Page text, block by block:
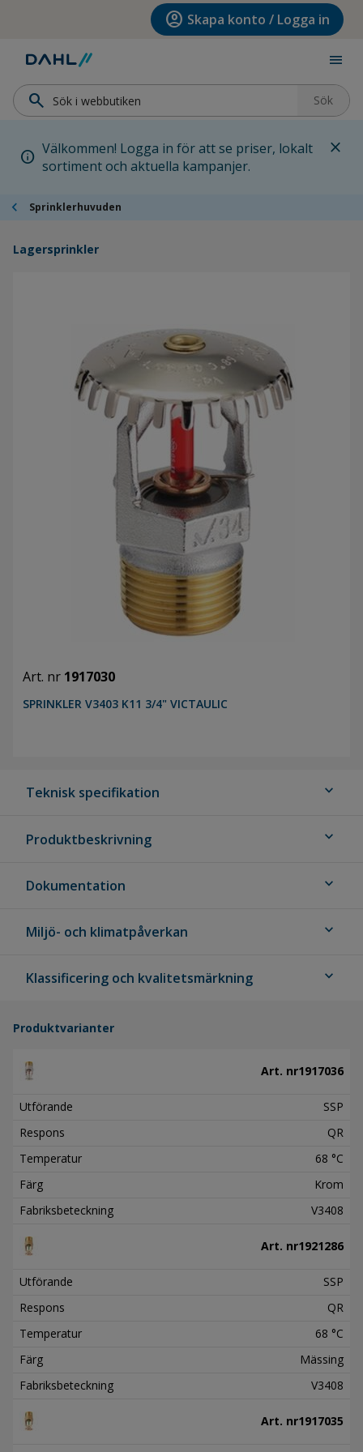
Hoppa till huvudinnehållet account_circle Skapa konto / Logga in
menu
search Sök
info Välkommen! Logga in för att se priser, lokalt
sortiment och aktuella kampanjer.
close
chevron_left Sprinklerhuvuden
Lagersprinkler
Art. nr 1917030
SPRINKLER V3403 K11 3/4" VICTAULIC
Teknisk specifikation expand_more
Produktbeskrivning expand_more
Dokumentation expand_more
Miljö- och klimatpåverkan expand_more
Klassificering och kvalitetsmärkning expand_more
Produktvarianter
Art. nr1917036
Utförande
SSP
Respons
QR
Temperatur
68 °C
Färg
Krom
Fabriksbeteckning
V3408
Art. nr1921286
Utförande
SSP
Respons
QR
Temperatur
68 °C
Färg
Mässing
Fabriksbeteckning
V3408
Art. nr1917035